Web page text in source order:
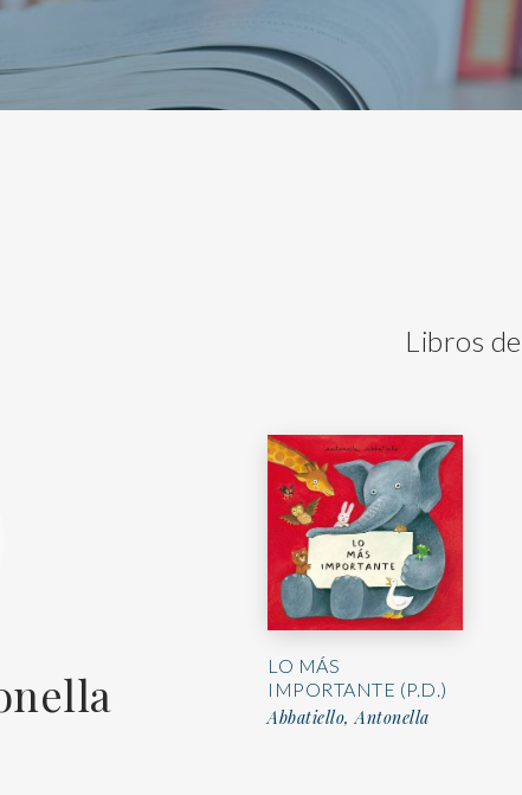
Libros
LO MÁS
IMPORTANTE (P.D.)
Abbatiello, Antonella